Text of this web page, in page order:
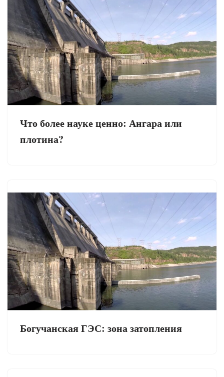
Что более науке ценно: Ангара или
плотина?
Богучанская ГЭС: зона затопления